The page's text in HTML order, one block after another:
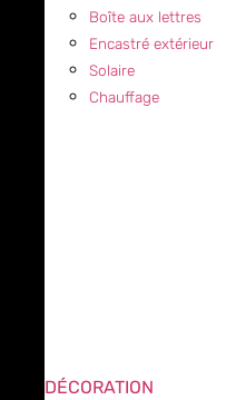
Boîte aux lettres
Encastré extérieur
Solaire
Chauffage
DÉCORATION